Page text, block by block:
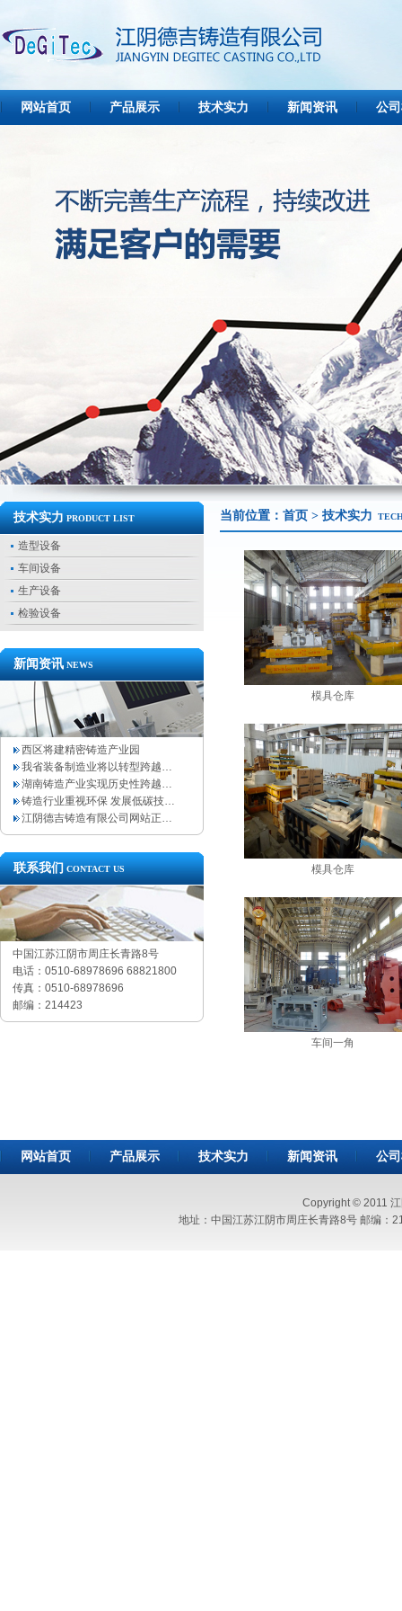
网站首页 产品展示 技术实力 新闻资讯 公
技术实力 PRODUCT LIST
造型设备
车间设备
生产设备
检验设备
新闻资讯 NEWS
西区将建精密铸造产业园
我省装备制造业将以转型跨越…
湖南铸造产业实现历史性跨越…
铸造行业重视环保 发展低碳技…
江阴德吉铸造有限公司网站正…
联系我们 CONTACT US
中国江苏江阴市周庄长青路8号
电话：0510-68978696 68821800
传真：0510-68978696
邮编：214423
当前位置： 首页 > 技术实力
模具仓库
模具仓库
车间一角
网站首页 产品展示 技术实力 新闻资讯 公
Copyright © 2011
地址：中国江苏江阴市周庄长青路8号 邮编